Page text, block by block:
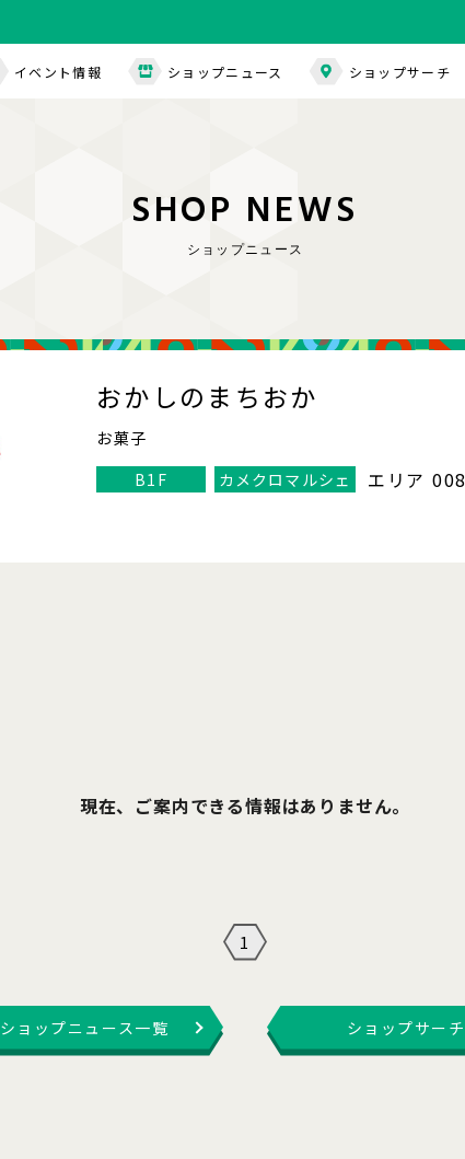
イベント情報 ショップニュース ショップサーチ
SHOP NEWS
ショップニュース
おかしのまちおか
お菓子
B1F
カメクロマルシェ エリア 008
現在、ご案内できる情報はありません。
1
ショップニュース一覧 ショップサーチ